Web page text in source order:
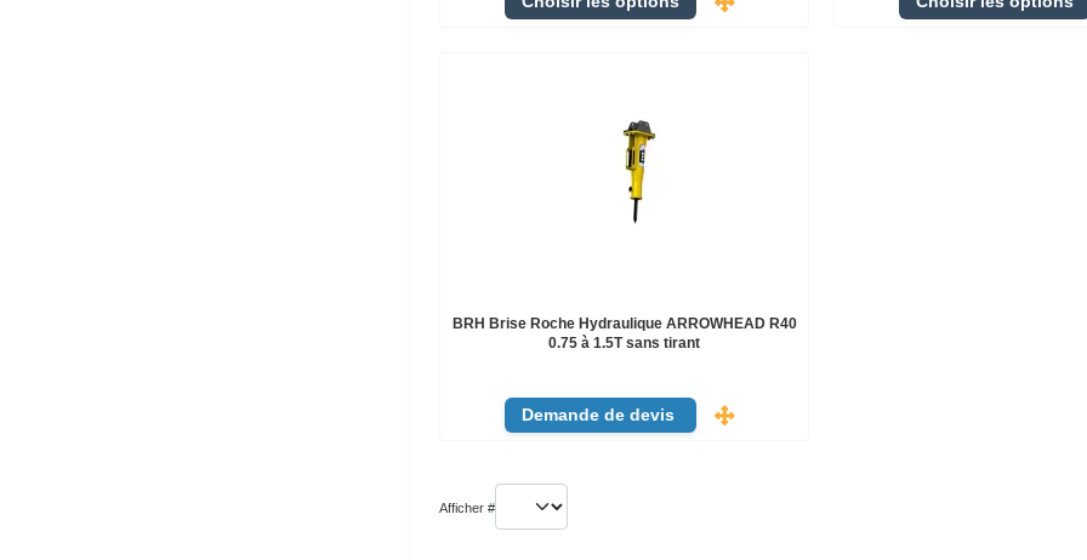
BRH Brise Roche Hydraulique ARROWHEAD R40
0.75 à 1.5T sans tirant
Demande de devis
Afficher #